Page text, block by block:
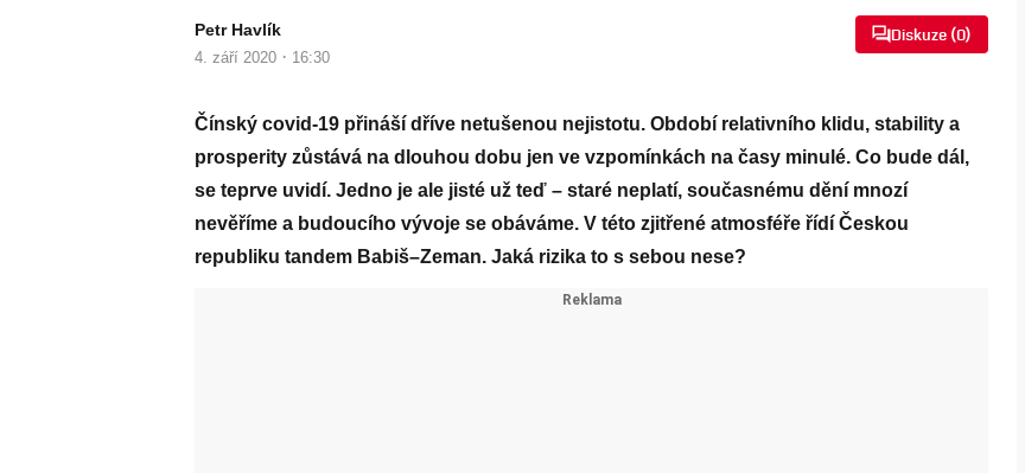
Petr Havlík
4. září 2020 · 16:30
Diskuze (0)
Čínský covid-19 přináší dříve netušenou nejistotu. Období relativního klidu, stability a
prosperity zůstává na dlouhou dobu jen ve vzpomínkách na časy minulé. Co bude dál,
se teprve uvidí. Jedno je ale jisté už teď – staré neplatí, současnému dění mnozí
nevěříme a budoucího vývoje se obáváme. V této zjitřené atmosféře řídí Českou
republiku tandem Babiš–Zeman. Jaká rizika to s sebou nese?